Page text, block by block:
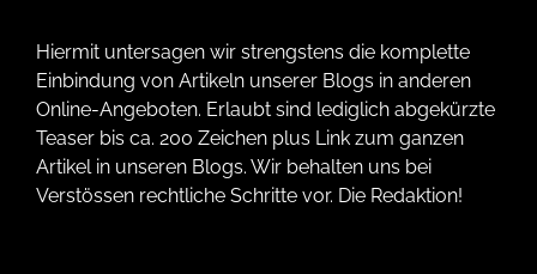
Hiermit untersagen wir strengstens die komplette
Einbindung von Artikeln unserer Blogs in anderen
Online-Angeboten. Erlaubt sind lediglich abgekürzte
Teaser bis ca. 200 Zeichen plus Link zum ganzen
Artikel in unseren Blogs. Wir behalten uns bei
Verstössen rechtliche Schritte vor. Die Redaktion!